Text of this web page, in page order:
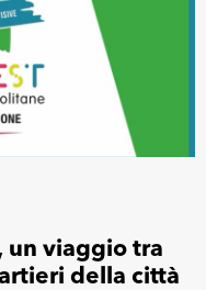
un viaggio tra
della città